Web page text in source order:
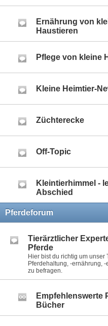
Ernährung von
Haustieren
Pflege von kleine
Kleine Heimtier-
Züchterecke
Off-Topic
Kleintierhimmel -
Abschied
Pferdeforum
Tierärztlicher
Pferde
Hier bist du richtig um unser
Pferdehaltung, -ernährung,
zu befragen.
Empfehlenswerte
Bücher